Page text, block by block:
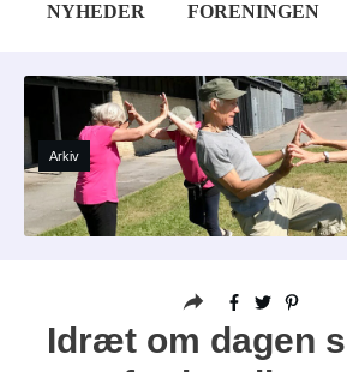
NYHEDER FORENINGEN
Arkiv
Idræt om dagen